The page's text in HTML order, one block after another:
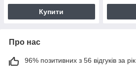
Купити
Про нас
96% позитивних з 56 відгуків за рік